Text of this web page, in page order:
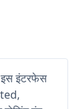
इस इंटरफेस